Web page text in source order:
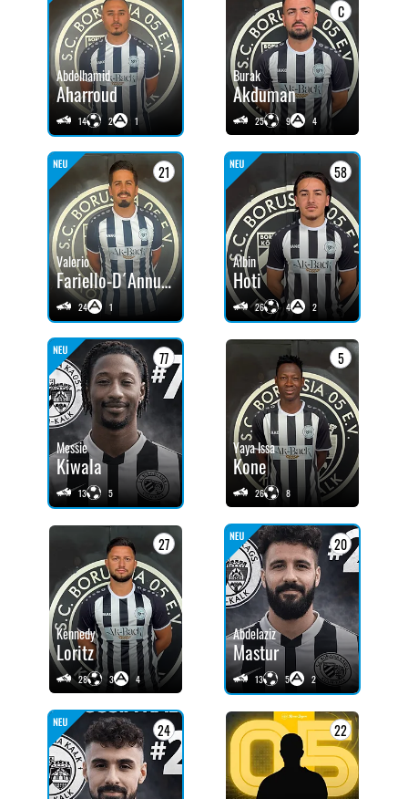
Abdelhamid
Aharroud
14 2 1
C
Burak
Akduman
25 9 4
21
Valerio
Fariello-D´Annucci
24 1
58
Albin
Hoti
26 4 2
77
Messie
Kiwala
13 5
5
Yaya Issa
Kone
26 8
27
Kennedy
Loritz
28 3 4
20
Abdelaziz
Mastur
13 5 2
24 22